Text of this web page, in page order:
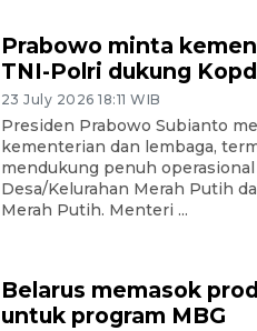
Prabowo minta
TNI-Polri dukung
23 July 2026 18:11 WIB
Presiden Prabowo Subianto
kementerian dan lembaga,
mendukung penuh operasional
Desa/Kelurahan Merah Putih
Merah Putih. Menteri ...
Belarus memasok
untuk program MBG